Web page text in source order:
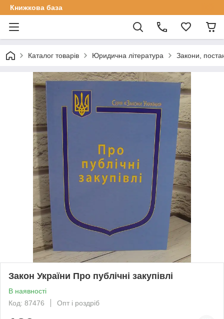
Книжкова база
Каталог товарів Юридична література Закони,
Закон України Про публічні закупівлі
В наявності
Код: 87476
Опт і роздріб